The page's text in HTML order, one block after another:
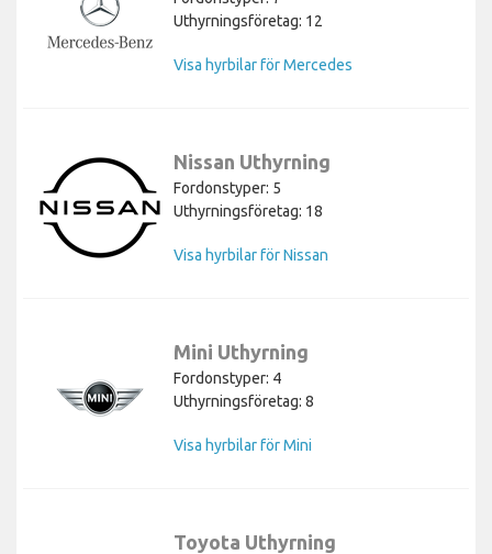
Uthyrningsföretag: 12
Visa hyrbilar för Mercedes
Nissan Uthyrning
Fordonstyper: 5
Uthyrningsföretag: 18
Visa hyrbilar för Nissan
Mini Uthyrning
Fordonstyper: 4
Uthyrningsföretag: 8
Visa hyrbilar för Mini
Toyota Uthyrning